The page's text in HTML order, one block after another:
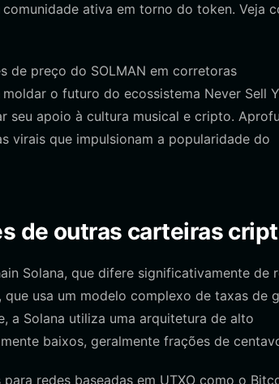
ativa em torno do token. Veja
de preço do SOLMAN em corretoras
o futuro do ecossistema Never Sell
seu apoio à cultura musical e cripto.
virais que impulsionam a popularidade do
de outras carteiras
Solana, que difere significativamente de
usa um modelo complexo de taxas de
a Solana utiliza uma arquitetura de alto
baixos, geralmente frações de
redes baseadas em UTXO como o